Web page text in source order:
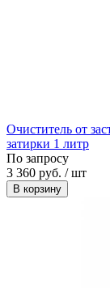
Очиститель от
затирки 1 литр
По запросу
3 360 руб. / шт
В корзину